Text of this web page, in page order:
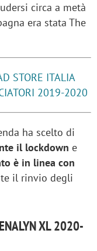
circa a metà
era stata The
STORE ITALIA
2019-2020
ha scelto di
il lockdown e
è in linea con
il rinvio degli
XL 2020-